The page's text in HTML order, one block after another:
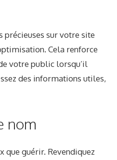
précieuses sur votre site
Cela renforce
votre public lorsqu’il
des informations utiles,
nom
que guérir. Revendiquez